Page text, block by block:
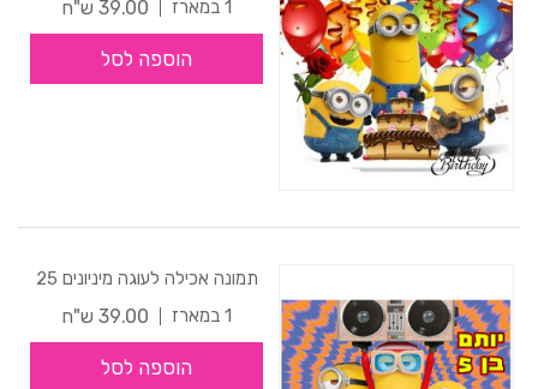
1 במארז 39.00 ש"ח
הוספה לסל
תמונה אכילה לעוגה מיניונים 25
1 במארז
39.00 ש"ח
הוספה לסל